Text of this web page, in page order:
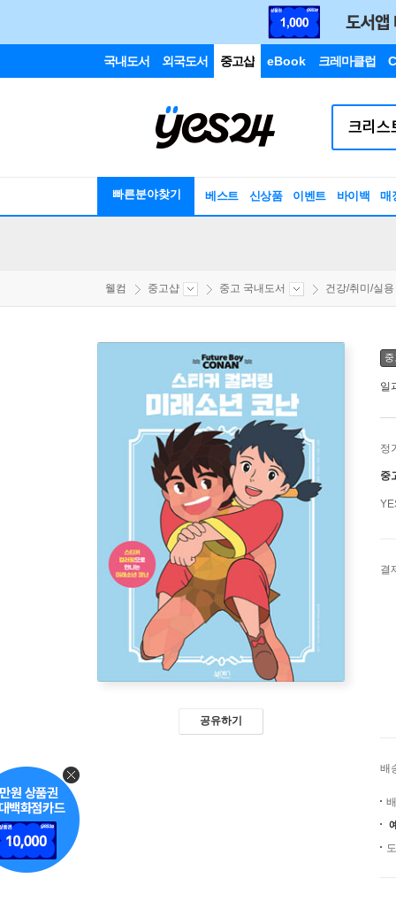
국내도서 외국도서 중고샵 eBook 크레마클럽
빠른분야찾기 베스트 신상품 이벤트 바이백 매
웰컴 중고샵 중고 국내도서 건강/취미/실용
공유하기
일
정
중
결
배